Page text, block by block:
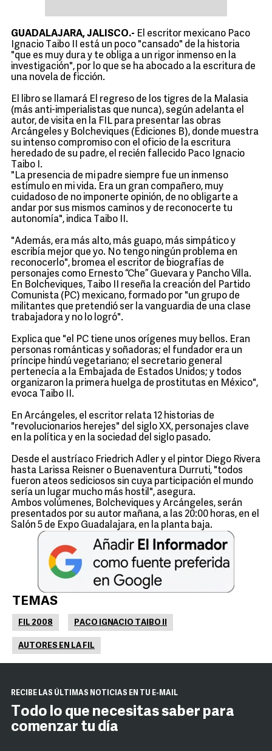
GUADALAJARA, JALISCO.- El escritor mexicano Paco
Ignacio Taibo II está un poco "cansado" de la historia
"que es muy dura y te obliga a un rigor inmenso en la
investigación", por lo que se ha abocado a la escritura de
una novela de ficción.
El libro se llamará El regreso de los tigres de la Malasia
(más anti-imperialistas que nunca), según adelanta el
autor, de visita en la FIL para presentar las obras
Arcángeles y Bolcheviques (Ediciones B), donde muestra
su intenso compromiso con el oficio de la escritura
heredado de su padre, el recién fallecido Paco Ignacio
Taibo I.
"La presencia de mi padre siempre fue un inmenso
estímulo en mi vida. Era un gran compañero, muy
cuidadoso de no imponerte opinión, de no obligarte a
andar por sus mismos caminos y de reconocerte tu
autonomía", indica Taibo II.
"Además, era más alto, más guapo, más simpático y
escribía mejor que yo. No tengo ningún problema en
reconocerlo", bromea el escritor de biografías de
personajes como Ernesto “Che” Guevara y Pancho Villa.
En Bolcheviques, Taibo II reseña la creación del Partido
Comunista (PC) mexicano, formado por "un grupo de
militantes que pretendió ser la vanguardia de una clase
trabajadora y no lo logró".
Explica que "el PC tiene unos orígenes muy bellos. Eran
personas románticas y soñadoras; el fundador era un
príncipe hindú vegetariano; el secretario general
pertenecía a la Embajada de Estados Unidos; y todos
organizaron la primera huelga de prostitutas en México",
evoca Taibo II.
En Arcángeles, el escritor relata 12 historias de
"revolucionarios herejes" del siglo XX, personajes clave
en la política y en la sociedad del siglo pasado.
Desde el austríaco Friedrich Adler y el pintor Diego Rivera
hasta Larissa Reisner o Buenaventura Durruti, "todos
fueron ateos sediciosos sin cuya participación el mundo
sería un lugar mucho más hostil", asegura.
Ambos volúmenes, Bolcheviques y Arcángeles, serán
presentados por su autor mañana, a las 20:00 horas, en el
Salón 5 de Expo Guadalajara, en la planta baja.
TEMAS
FIL 2008 PACO IGNACIO TAIBO II
AUTORES EN LA FIL
RECIBE LAS ÚLTIMAS NOTICIAS EN TU E-MAIL
Todo lo que necesitas saber para
comenzar tu día